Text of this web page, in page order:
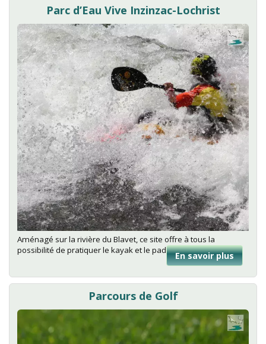
Fort-
Bloqué
Parc d’Eau Vive Inzinzac-Lochrist
Aménagé sur la rivière du Blavet, ce site offre à tous la
possibilité de pratiquer le kayak et le paddle.En savoir plussur
Parc
d’Eau
Parcours de Golf